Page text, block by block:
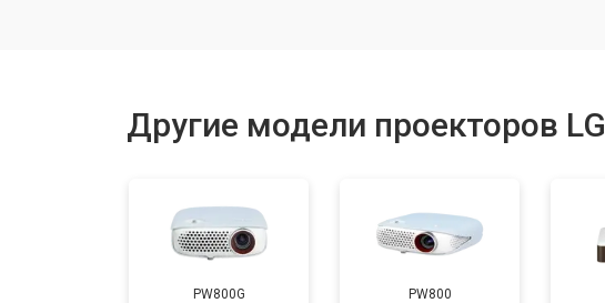
Ремонт блока питания
Другие модели проекторов LG
PW800G PW800